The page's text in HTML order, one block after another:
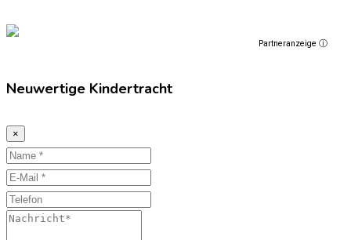
Partneranzeige ⓘ
Neuwertige Kindertracht
×
Name
E-
Mail
Telefon
Nachricht